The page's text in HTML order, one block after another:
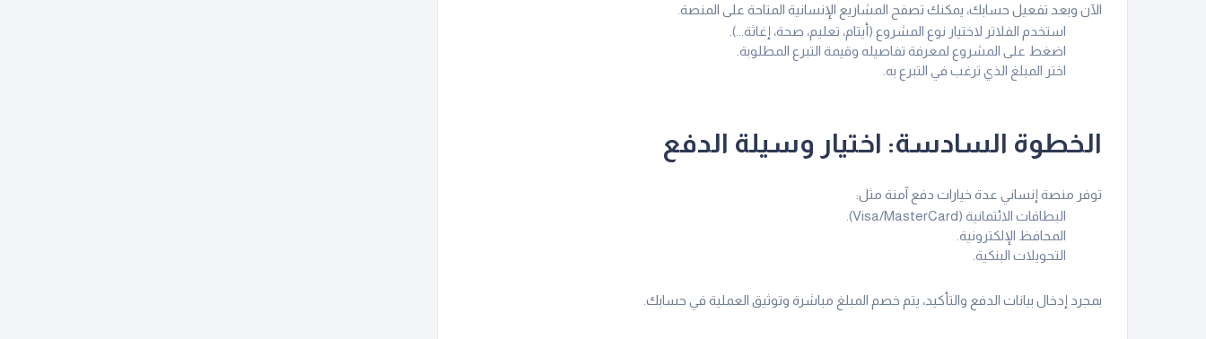
الآن وبعد تفعيل حسابك، يمكنك تصفح المشاريع الإنسانية المتاحة على المنصة.
استخدم الفلاتر لاختيار نوع المشروع (أيتام، تعليم، صحة، إغاثة...).
اضغط على المشروع لمعرفة تفاصيله وقيمة التبرع المطلوبة.
اختر المبلغ الذي ترغب في التبرع به.
الخطوة السادسة: اختيار وسيلة الدفع
توفر منصة إنساني عدة خيارات دفع آمنة مثل:
البطاقات الائتمانية (Visa/MasterCard).
المحافظ الإلكترونية.
التحويلات البنكية.
بمجرد إدخال بيانات الدفع والتأكيد، يتم خصم المبلغ مباشرة وتوثيق العملية في حسابك.